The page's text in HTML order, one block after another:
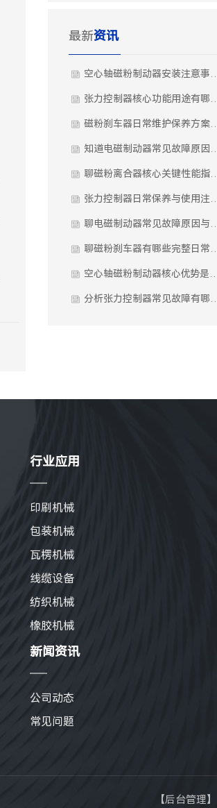
最新资讯
行业应用
印刷机械
包装机械
瓦楞机械
线缆设备
纺织机械
橡胶机械
新闻资讯
公司动态
常见问题
【后台管理】